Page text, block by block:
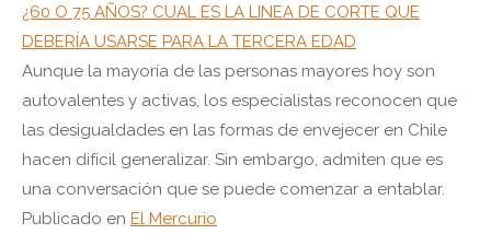
¿60 O 75 AÑOS? CUAL ES LA LINEA DE CORTE QUE
DEBERÍA USARSE PARA LA TERCERA EDAD
Aunque la mayoría de las personas mayores hoy son
autovalentes y activas, los especialistas reconocen que
las desigualdades en las formas de envejecer en Chile
hacen difícil generalizar. Sin embargo, admiten que es
una conversación que se puede comenzar a entablar.
Publicado en El Mercurio